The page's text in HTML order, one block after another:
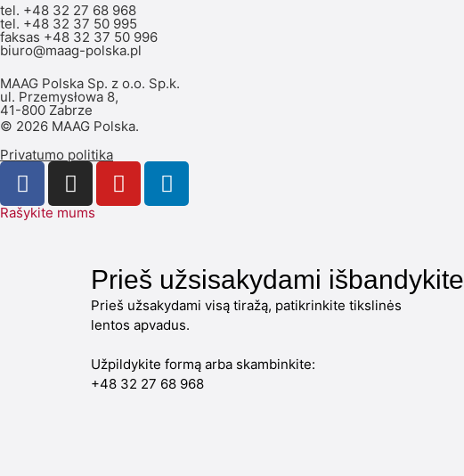
tel. +48 32 27 68 968
tel. +48 32 37 50 995
faksas +48 32 37 50 996
biuro@maag-polska.pl
MAAG Polska Sp. z o.o. Sp.k.
ul. Przemysłowa 8,
41-800 Zabrze
© 2026 MAAG Polska.
Privatumo politika
Rašykite mums
Prieš užsisakydami išbandykite
Prieš užsakydami visą tiražą, patikrinkite tikslinės
lentos apvadus.
Užpildykite formą arba skambinkite:
+48 32 27 68 968